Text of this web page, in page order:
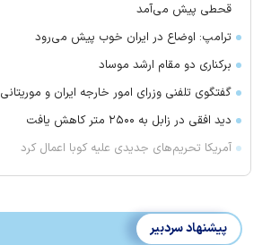
قحطی پیش می‌آمد
ترامپ: اوضاع در ایران خوب پیش می‌رود
برکناری دو مقام ارشد موساد
گفتگوی تلفنی وزرای امور خارجه ایران و موریتانی
دید افقی در زابل به ۲۵۰۰ متر کاهش یافت
آمریکا تحریم‌های جدیدی علیه کوبا اعمال کرد
پیشنهاد سردبیر